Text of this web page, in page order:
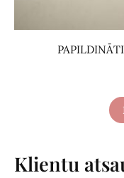
Klientu